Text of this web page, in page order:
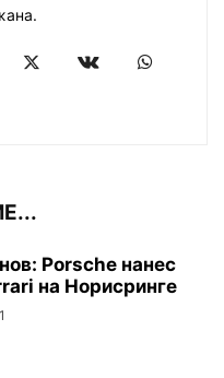
Porsche нанес
на Норисринге